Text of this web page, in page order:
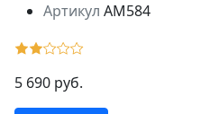
Артикул AM584
5 690 руб.